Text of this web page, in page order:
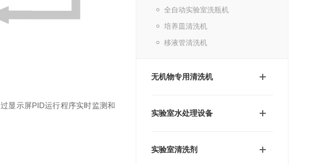
全自动实验室洗瓶机
培养皿清洗机
移液管清洗机
无机物专用清洗机
实验室水处理设备
实验室清洗剂
显示屏PID运行程序实时监测和